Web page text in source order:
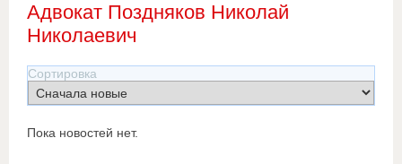
Адвокат Поздняков Николай
Николаевич
Сортировка
Пока новостей нет.